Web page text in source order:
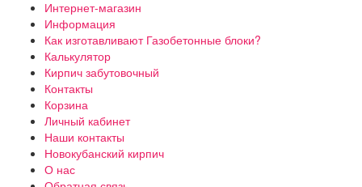
Интернет-магазин
Информация
Как изготавливают Газобетонные блоки?
Калькулятор
Кирпич забутовочный
Контакты
Корзина
Личный кабинет
Наши контакты
Новокубанский кирпич
О нас